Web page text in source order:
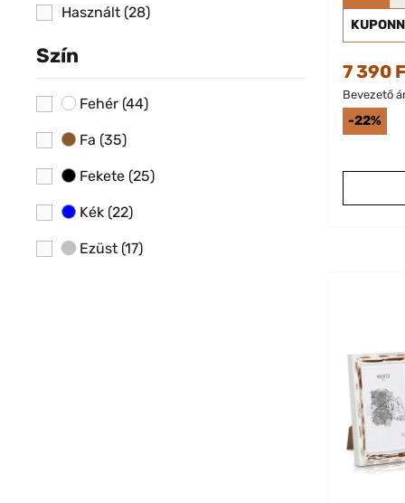
Használt (28)
Szín
Fehér (44)
Fa (35)
Fekete (25)
Kék (22)
Ezüst (17)
7 390
Bevezető
-22%